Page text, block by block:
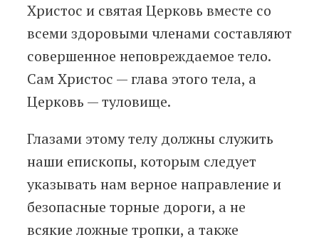
Христос и святая Церковь вместе со
всеми здоровыми членами составляют
совершенное неповреждаемое тело.
Сам Христос — глава этого тела, а
Церковь — туловище.
Глазами этому телу должны служить
наши епископы, которым следует
указывать нам верное направление и
безопасные торные дороги, а не
всякие ложные тропки, а также